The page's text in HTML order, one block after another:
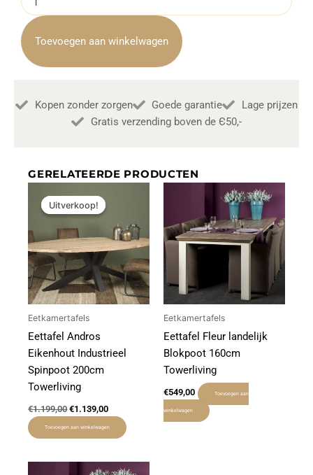
Toscane
Parma
Wit
Met
Eikenhout
Toevoegen aan winkelwagen
Kopen zonder zorgen Goede garantie
Lage prijzen
Gratis verzending boven de Є50,-
GERELATEERDE PRODUCTEN
Uitverkoop!
Uitverkoop!
Eetkamertafels
Eettafel Andros
Eikenhout Industrieel
Spinpoot 200cm
Towerliving
€1.199,00
prijs
was:
€1.139,00
€1.139,00.
Toevoegen aan winkelwagen
Eetkamertafels
Eettafel Fleur landelijk
Blokpoot 160cm
Towerliving
€549,00 Toevoegen aan
winkelwagen